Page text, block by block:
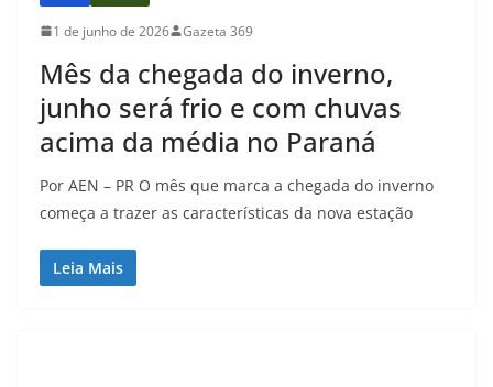
1 de junho de 2026 Gazeta 369
Mês da chegada do inverno,
junho será frio e com chuvas
acima da média no Paraná
Por AEN – PR O mês que marca a chegada do inverno
começa a trazer as características da nova estação
Leia Mais